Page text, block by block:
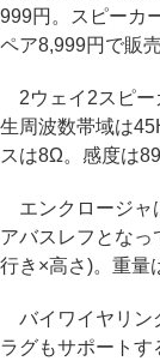
999円。スピーカ
ペア8,999円で販
2ウェイ2スピー
生周波数帯域は
スは8Ω。感度は
エンクロージャ
アバスレフとな
行き×高さ)。重量
バイワイヤリン
ラグもサポートす